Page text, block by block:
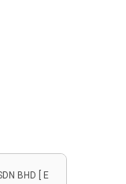
BHD [ E